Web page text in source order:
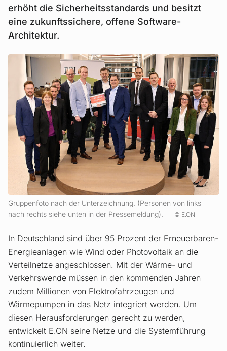
erhöht die Sicherheitsstandards und besitzt
eine zukunftssichere, offene Software-
Architektur.
Gruppenfoto nach der Unterzeichnung. (Personen von links
nach rechts siehe unten in der Pressemeldung).
E.ON
In Deutschland sind über 95 Prozent der Erneuerbaren-
Energieanlagen wie Wind oder Photovoltaik an die
Verteilnetze angeschlossen. Mit der Wärme- und
Verkehrswende müssen in den kommenden Jahren
zudem Millionen von Elektrofahrzeugen und
Wärmepumpen in das Netz integriert werden. Um
diesen Herausforderungen gerecht zu werden,
entwickelt E.ON seine Netze und die Systemführung
kontinuierlich weiter.